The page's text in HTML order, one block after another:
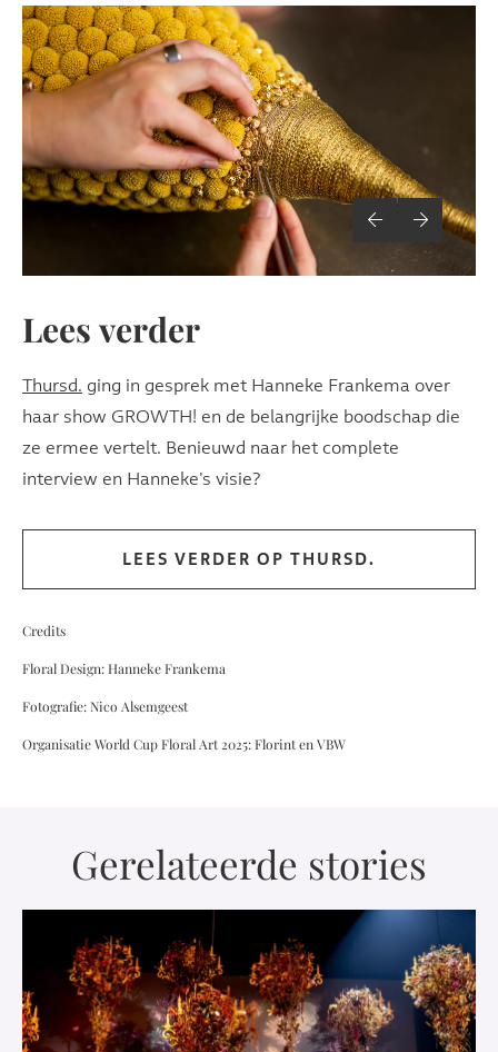
Lees verder
Thursd. ging in gesprek met Hanneke Frankema over
haar show GROWTH! en de belangrijke boodschap die
ze ermee vertelt. Benieuwd naar het complete
interview en Hanneke’s visie?
LEES VERDER OP THURSD.
Credits
Floral Design: Hanneke Frankema
Fotografie: Nico Alsemgeest
Organisatie World Cup Floral Art 2025: Florint en VBW
Gerelateerde stories